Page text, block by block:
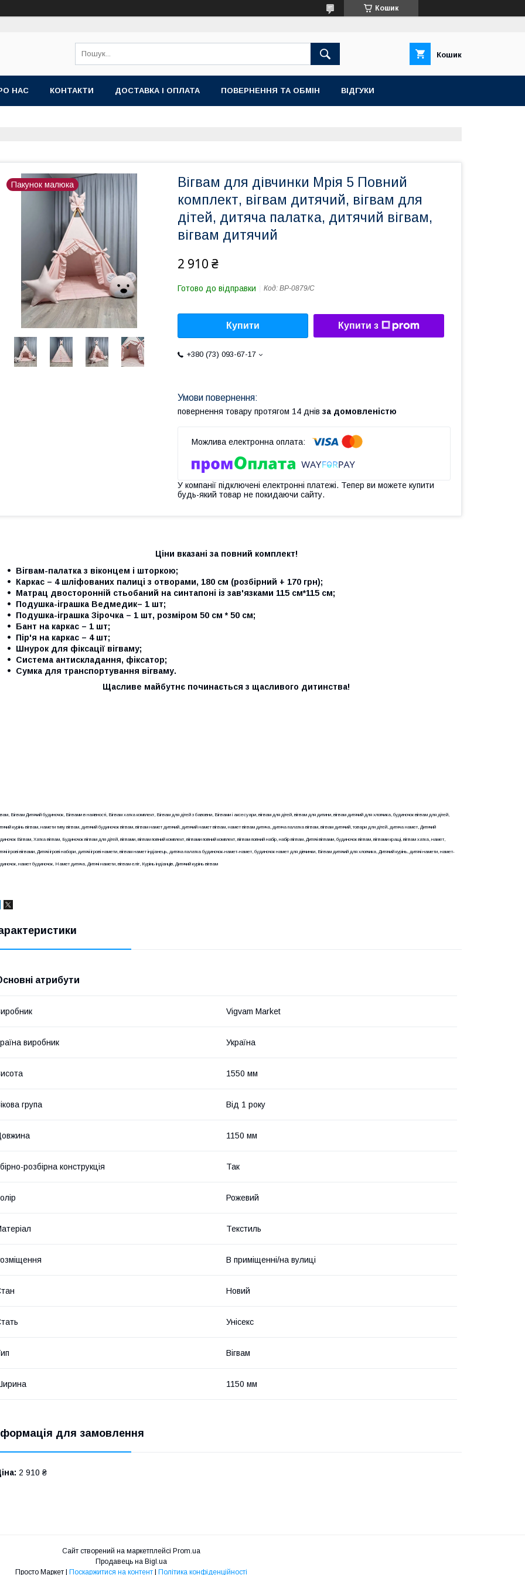
Кошик
Кошик
НАС КОНТАКТИ ДОСТАВКА І ОПЛАТА ПОВЕРНЕННЯ ТА ОБМІН ВІДГУКИ
Пакунок малюка
Вігвам для дівчинки Мрія 5 Повний
комплект, вігвам дитячий, вігвам для
дітей, дитяча палатка, дитячий вігвам,
вігвам дитячий
2 910 ₴
Готово до відправки Код: ВР-0879/С
Купити Купити з
+380 (73) 093-67-17
повернення товару протягом 14 днів за домовленістю
У компанії підключені електронні платежі. Тепер ви можете купити
будь-який товар не покидаючи сайту.
Ціни вказані за повний комплект!
Вігвам-палатка з віконцем і шторкою;
Каркас – 4 шліфованих палиці з отворами, 180 см (розбірний + 170 грн);
Матрац двосторонній стьобаний на синтапоні із зав'язками 115 см*115 см;
Подушка-іграшка Ведмедик– 1 шт;
Подушка-іграшка Зірочка – 1 шт, розміром 50 см * 50 см;
Бант на каркас – 1 шт;
Пір'я на каркас – 4 шт;
Шнурок для фіксації вігваму;
Система антискладання, фіксатор;
Сумка для транспортування вігваму.
Щасливе майбутнє починається з щасливого дитинства!
Вігвам Дитячий будиночок, Вігвами в наявності, Вігвам хатка комплект, Вігвам для дітей з бавовни, Вігвами і аксесуари, вігвам для дітей, вігвам для дитини, вігвам дитячий для хлопчика, будиночок вігвам для дітей,
курінь вігвам, намети типу вігвам, дитячий будиночок вігвам, вігвам намет дитячий, дитячий намет вігвам, намет вігвам дитяча, дитяча палатка вігвам, вігвам дитячий, товари для дітей, дитяча намет, Дитячий
Вігвам, Хатка вігвам, Будиночок вігвам для дітей, вігвами, вігвам повний комплект, вігвами повний комплект, вігвам повний набір, набір вігвам, Дитячі вігвами, будиночок вігвам, вігвами кращі, вігвам хатка, намет,
ігрові вігвами, Дитячі ігрові набори, дитячі ігрові намети, вігвам намет індіанець, дитяча палатка будиночок-намет-намет, будиночок намет для дівчинки, Вігвам дитячий для хлопчика, Дитячий курінь, дитячі намети, намет-
намет будиночок, Намет дитяча, Дитячі намети, вігвам еліт, Курінь індіанців, Дитячий курінь вігвам
атрибути
Vigvam Market
виробник Україна
1550 мм
група Від 1 року
1150 мм
розбірна конструкція Так
Рожевий
Текстиль
В приміщенні/на вулиці
Новий
Унісекс
Вігвам
1150 мм
для замовлення
2 910 ₴
Сайт створений на маркетплейсі Prom.ua
Продавець на Bigl.ua
Просто Маркет | Поскаржитися на контент | Політика конфіденційності